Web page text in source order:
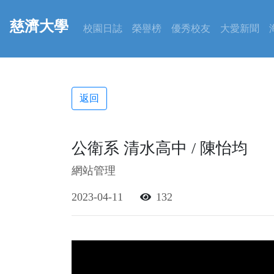
慈濟大學 校園日誌 榮譽榜 優秀校友 大愛新聞
返回
公衛系 清水高中 / 陳怡均
網站管理
2023-04-11 132